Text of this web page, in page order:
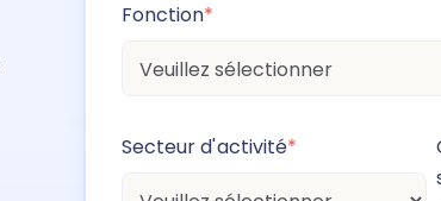
Fonction*
Secteur d'activité*